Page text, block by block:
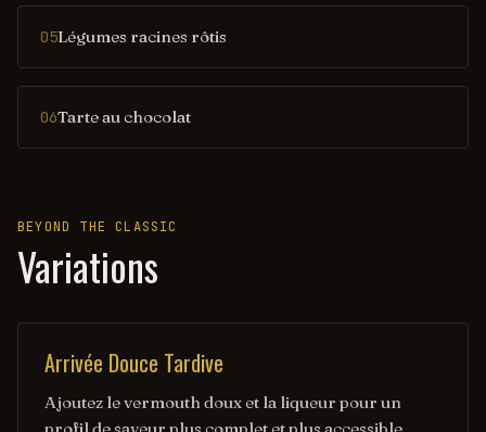
05Légumes racines rôtis
06Tarte au chocolat
BEYOND THE CLASSIC
Variations
Arrivée Douce Tardive
Ajoutez le vermouth doux et la liqueur pour un